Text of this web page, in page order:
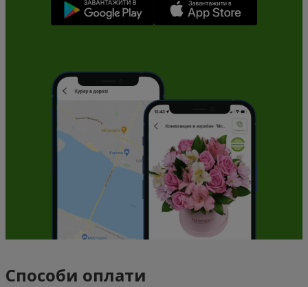
Способи оплати